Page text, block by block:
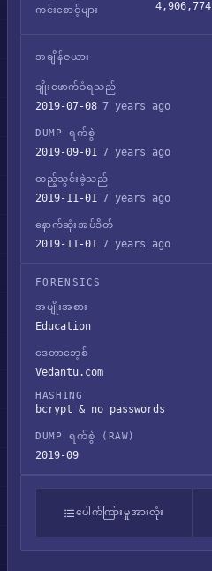
ကင်းစောင့်များ 4,906,774
အချိန်ဇယား
ချိုးဖောက်ခံရသည်
2019-07-08 7 years ago
DUMP ရက်စွဲ
2019-09-01 7 years ago
ထည့်သွင်းခဲ့သည်
2019-11-01 7 years ago
နောက်ဆုံးအပ်ဒိတ်
2019-11-01 7 years ago
FORENSICS
အမျိုးအစား
Education
ဒေတာဘေ့စ်
Vedantu.com
HASHING
bcrypt & no passwords
DUMP ရက်စွဲ (RAW)
2019-09
ပေါက်ကြားမှုအားလုံး